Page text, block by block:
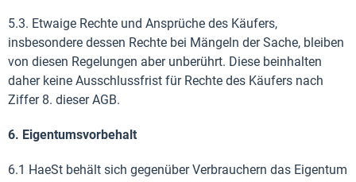
5.3. Etwaige Rechte und Ansprüche des Käufers,
insbesondere dessen Rechte bei Mängeln der Sache, bleiben
von diesen Regelungen aber unberührt. Diese beinhalten
daher keine Ausschlussfrist für Rechte des Käufers nach
Ziffer 8. dieser AGB.
6. Eigentumsvorbehalt
6.1 HaeSt behält sich gegenüber Verbrauchern das Eigentum